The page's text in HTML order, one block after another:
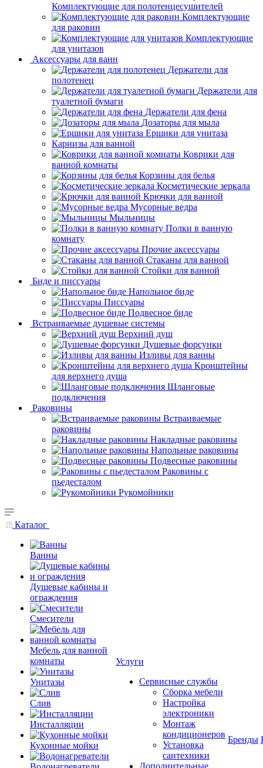
Комплектующие для полотенцесушителей
Комплектующие
для раковин
Комплектующие
для унитазов
Аксессуары для ванн
Держатели для
полотенец
Держатели для
туалетной бумаги
Держатели для фена
Дозаторы для мыла
Ершики для унитаза
Карнизы для ванной
Коврики для
ванной комнаты
Корзины для белья
Косметические зеркала
Крючки для ванной
Мусорные ведра
Мыльницы
Полки в ванную
комнату
Прочие аксессуары
Стаканы для ванной
Стойки для ванной
Биде и писсуары
Напольное биде
Писсуары
Подвесное биде
Встраиваемые душевые системы
Верхний душ
Душевые форсунки
Изливы для ванны
Кронштейны
для верхнего душа
Шланговые
подключения
Раковины
Встраиваемые
раковины
Накладные раковины
Напольные раковины
Подвесные раковины
Раковины с
пьедесталом
Рукомойники
Каталог
Ванны
Душевые кабины и
ограждения
Смесители
Мебель для ванной
комнаты
Унитазы
Слив
Инсталляции
Кухонные мойки
Услуги
Сервисные службы
Сборка мебели
Настройка
электроники
Монтаж
кондиционеров
Установка
сантехники
Дополнительные
Бренды